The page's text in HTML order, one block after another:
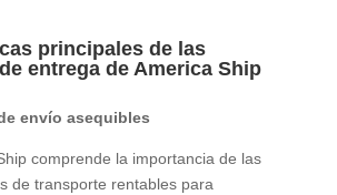
principales de las
entrega de America Ship
envío asequibles
comprende la importancia de las
de transporte rentables para